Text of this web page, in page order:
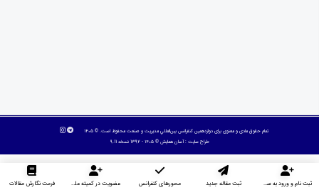
تمام حقوق مادی و معنوی برای دوازدهمین كنفرانس بين‌المللي مديريت و صنعت محفوظ است. © ۱۴۰۵
طراح سایت :آسان همایش © ۱۴۰۵ - 1392 نسخه 9.11
ثبت نام و ورود به سایت ثبت مقاله جدید محورهای کنفرانس عضویت در کمیته علمی داوران فرمت نگارش مقالات